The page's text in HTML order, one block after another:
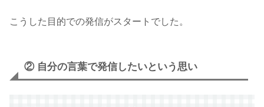
こうした目的での発信がスタートでした。
② 自分の言葉で発信したいという思い